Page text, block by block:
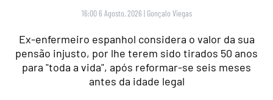
16:00 6 Agosto, 2026 | Gonçalo Viegas
Ex-enfermeiro espanhol considera o valor da sua
pensão injusto, por lhe terem sido tirados 50 anos
para "toda a vida", após reformar-se seis meses
antes da idade legal